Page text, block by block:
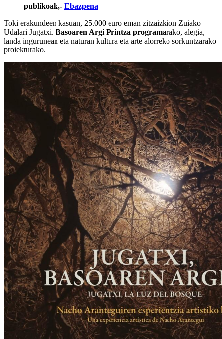
publikoak,- Ebazpena
Toki erakundeen kasuan, 25.000 euro eman zitzaizkion Zuiako
Udalari Jugatxi. Basoaren Argi Printza programarako, alegia,
landa ingurunean eta naturan kultura eta arte alorreko sorkuntzarako
proiekturako.